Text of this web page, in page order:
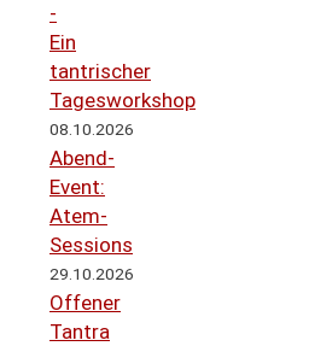
-
Ein
tantrischer
Tagesworkshop
08.10.2026
Abend-
Event:
Atem-
Sessions
29.10.2026
Offener
Tantra